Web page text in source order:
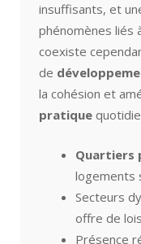
insuffisants, et
phénomènes liés
coexiste
de
la cohésion et
pratique
Quartiers
logements
Secteurs
offre de
Présence